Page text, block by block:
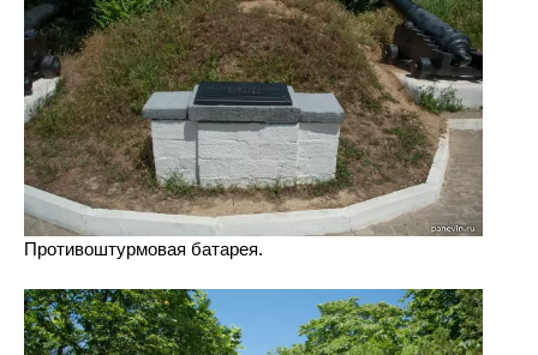
Противоштурмовая батарея.